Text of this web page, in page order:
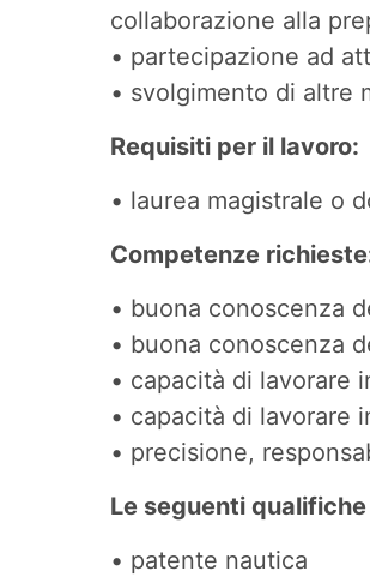
collaborazione alla
• partecipazione ad
• svolgimento di altre
Requisiti per il lavoro:
• laurea magistrale o
Competenze
• buona conoscenza
• buona conoscenza
• capacità di lavorare
• capacità di lavorare
• precisione,
Le seguenti
• patente nautica